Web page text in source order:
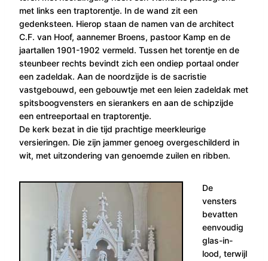
met links een traptorentje. In de wand zit een
gedenksteen. Hierop staan de namen van de architect
C.F. van Hoof, aannemer Broens, pastoor Kamp en de
jaartallen 1901-1902 vermeld. Tussen het torentje en de
steunbeer rechts bevindt zich een ondiep portaal onder
een zadeldak. Aan de noordzijde is de sacristie
vastgebouwd, een gebouwtje met een leien zadeldak met
spitsboogvensters en sierankers en aan de schipzijde
een entreeportaal en traptorentje.
De kerk bezat in die tijd prachtige meerkleurige
versieringen. Die zijn jammer genoeg overgeschilderd in
wit, met uitzondering van genoemde zuilen en ribben.
De
vensters
bevatten
eenvoudig
glas-in-
lood, terwijl